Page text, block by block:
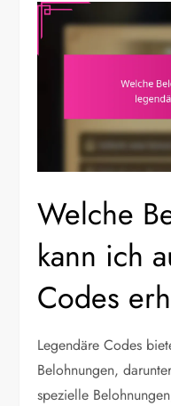
Welche
kann ich
Codes
Legendäre Codes
Belohnungen,
spezielle